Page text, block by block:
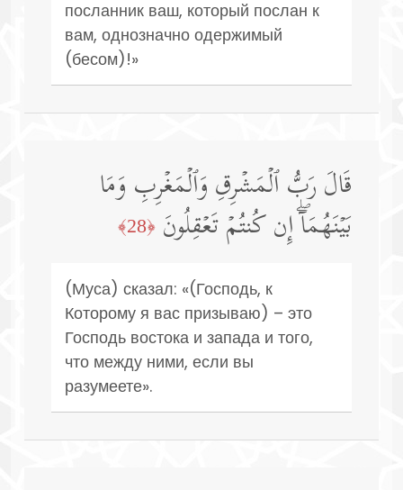
посланник ваш, который послан к
вам, однозначно одержимый
(бесом)!»
قَالَ رَبُّ ٱلۡمَشۡرِقِ وَٱلۡمَغۡرِبِ وَمَا
بَیۡنَهُمَاۤۖ إِن كُنتُمۡ تَعۡقِلُونَ ﴿28﴾
(Муса) сказал: «(Господь, к
Которому я вас призываю) – это
Господь востока и запада и того,
что между ними, если вы
разумеете».